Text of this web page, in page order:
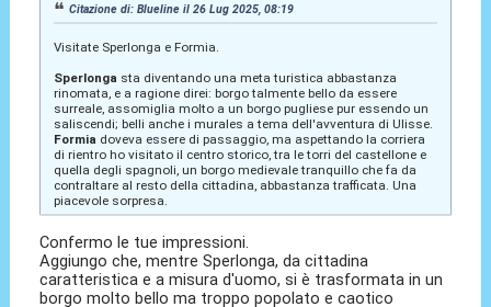
Citazione di: Blueline il 26 Lug 2025, 08:19
Visitate Sperlonga e Formia.
Sperlonga sta diventando una meta turistica abbastanza
rinomata, e a ragione direi: borgo talmente bello da essere
surreale, assomiglia molto a un borgo pugliese pur essendo un
saliscendi; belli anche i murales a tema dell'avventura di Ulisse.
Formia doveva essere di passaggio, ma aspettando la corriera
di rientro ho visitato il centro storico, tra le torri del castellone e
quella degli spagnoli, un borgo medievale tranquillo che fa da
contraltare al resto della cittadina, abbastanza trafficata. Una
piacevole sorpresa.
Confermo le tue impressioni.
Aggiungo che, mentre Sperlonga, da cittadina
caratteristica e a misura d'uomo, si è trasformata in un
borgo molto bello ma troppo popolato e caotico